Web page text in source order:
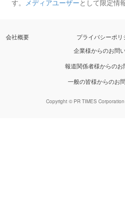
す。 メディアユーザーとして限定情
会社概要 プライバシーポリ
企業様からのお問
報道関係者様からのお
一般の皆様からのお
Copyright © PR TIMES